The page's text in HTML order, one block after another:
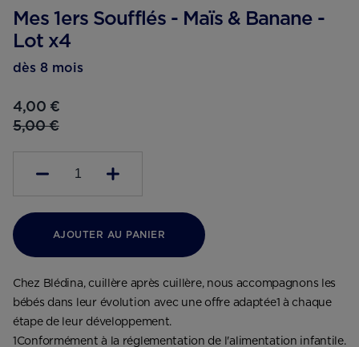
Mes 1ers Soufflés - Maïs & Banane -
Lot x4
dès 8 mois
4,00 €
5,00 €
1
AJOUTER AU PANIER
Chez Blédina, cuillère après cuillère, nous accompagnons les
bébés dans leur évolution avec une offre adaptée1 à chaque
étape de leur développement.
1Conformément à la réglementation de l'alimentation infantile.